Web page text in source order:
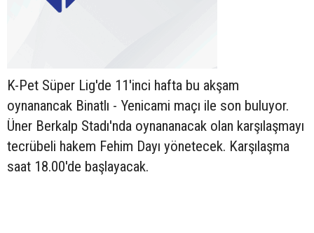
K-Pet Süper Lig'de 11'inci hafta bu akşam
oynanancak Binatlı - Yenicami maçı ile son buluyor.
Üner Berkalp Stadı'nda oynananacak olan karşılaşmayı
tecrübeli hakem Fehim Dayı yönetecek. Karşılaşma
saat 18.00'de başlayacak.